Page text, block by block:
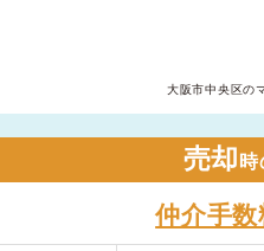
大阪市中央区の
売却時
仲介手